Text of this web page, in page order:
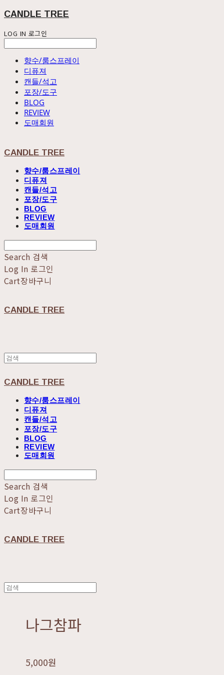
CANDLE TREE
LOG IN 로그인
향수/룸스프레이
디퓨져
캔들/석고
포장/도구
BLOG
REVIEW
도매회원
CANDLE TREE
향수/룸스프레이
디퓨져
캔들/석고
포장/도구
BLOG
REVIEW
도매회원
Search 검색
Log In 로그인
Cart장바구니
CANDLE TREE
CANDLE TREE
향수/룸스프레이
디퓨져
캔들/석고
포장/도구
BLOG
REVIEW
도매회원
Search 검색
Log In 로그인
Cart장바구니
CANDLE TREE
나그참파
5,000원